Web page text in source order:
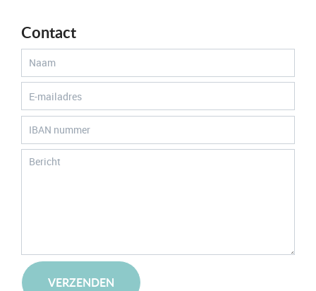
Contact
VERZENDEN